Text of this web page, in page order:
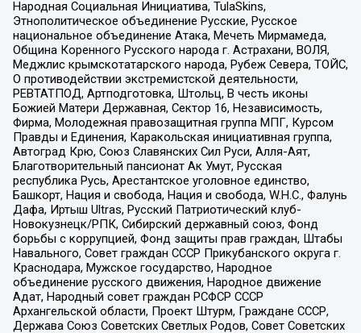
Народная Социальная Инициатива, TulaSkins,
Этнополитическое объединение Русские, Русское
национальное объединение Атака, Мечеть Мирмамеда,
Община Коренного Русского народа г. Астрахани, ВОЛЯ,
Меджлис крымскотатарского народа, Рубеж Севера, ТОЙС,
О противодействии экстремистской деятельности,
РЕВТАТПОД, Артподготовка, Штольц, В честь иконы
Божией Матери Державная, Сектор 16, Независимость,
Фирма, Молодежная правозащитная группа МПГ, Курсом
Правды и Единения, Каракольская инициативная группа,
Автоград Крю, Союз Славянских Сил Руси, Алля-Аят,
Благотворительный пансионат Ак Умут, Русская
республика Русь, Арестантское уголовное единство,
Башкорт, Нация и свобода, Нация и свобода, W.H.С., Фалунь
Дафа, Иртыш Ultras, Русский Патриотический клуб-
Новокузнецк/РПК, Сибирский державный союз, Фонд
борьбы с коррупцией, Фонд защиты прав граждан, Штабы
Навального, Совет граждан СССР Прикубанского округа г.
Краснодара, Мужское государство, Народное
объединение русского движения, Народное движение
Адат, Народный совет граждан РСФСР СССР
Архангельской области, Проект Штурм, Граждане СССР,
Держава Союз Советских Светлых Родов, Совет Советских